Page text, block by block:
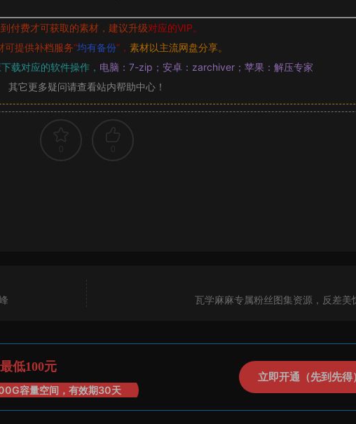
付费才可获取的素材，建议升级对应的VIP。
可提供补档服务“均有备份”， 素材以主流网盘分享。
载对应的软件操作， 电脑：7-zip；安卓：zarchiver；苹果：解压专家
其它更多疑问请查看站内帮助中心！
瓦学麻麻专属粉丝图集资源，反差美
低100元
容量空间，有效期30天
立即开通（先到先得）